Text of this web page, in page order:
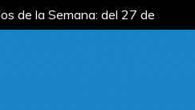
de la Semana: del 27 de